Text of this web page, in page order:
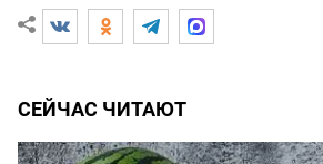
СЕЙЧАС ЧИТАЮТ